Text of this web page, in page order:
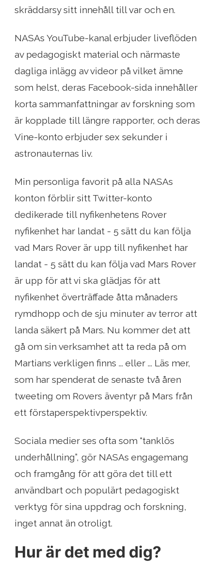
skräddarsy sitt innehåll till var och en.
NASAs YouTube-kanal erbjuder liveflöden
av pedagogiskt material och närmaste
dagliga inlägg av videor på vilket ämne
som helst, deras Facebook-sida innehåller
korta sammanfattningar av forskning som
är kopplade till längre rapporter, och deras
Vine-konto erbjuder sex sekunder i
astronauternas liv.
Min personliga favorit på alla NASAs
konton förblir sitt Twitter-konto
dedikerade till nyfikenhetens Rover
nyfikenhet har landat - 5 sätt du kan följa
vad Mars Rover är upp till nyfikenhet har
landat - 5 sätt du kan följa vad Mars Rover
är upp för att vi ska glädjas för att
nyfikenhet överträffade åtta månaders
rymdhopp och de sju minuter av terror att
landa säkert på Mars. Nu kommer det att
gå om sin verksamhet att ta reda på om
Martians verkligen finns ... eller ... Läs mer,
som har spenderat de senaste två åren
tweeting om Rovers äventyr på Mars från
ett förstaperspektivperspektiv.
Sociala medier ses ofta som “tanklös
underhållning”, gör NASAs engagemang
och framgång för att göra det till ett
användbart och populärt pedagogiskt
verktyg för sina uppdrag och forskning,
inget annat än otroligt.
Hur är det med dig?